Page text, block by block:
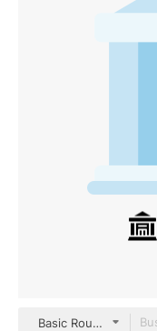
Basic Rounded Flat